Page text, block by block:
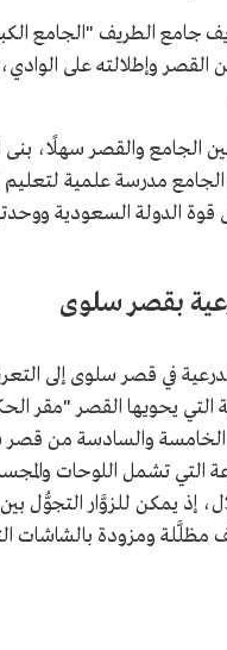
جامع الطريف "الجامع
القصر وإطلالته على
الجامع والقصر سهلًا،
مدرسة علمية لتعليم
قوة الدولة السعودية
بقصر سلوى
في قصر سلوى إلى
التي يحويها القصر "مقر
الخامسة والسادسة من
التي تشمل اللوحات
إذ يمكن للزوَّار
مظلَّلة ومزودة بالشاشات